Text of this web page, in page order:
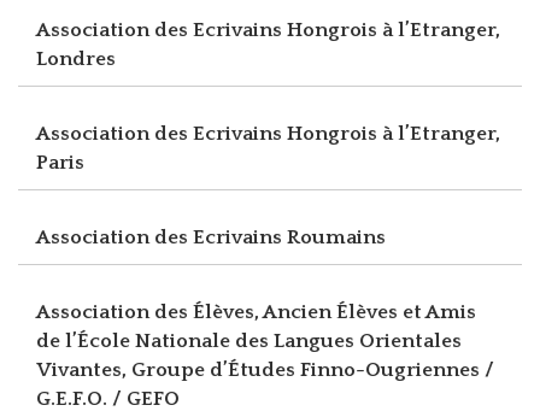
Association des Ecrivains Hongrois à l’Etranger,
Londres
Association des Ecrivains Hongrois à l’Etranger,
Paris
Association des Ecrivains Roumains
Association des Élèves, Ancien Élèves et Amis
de l’École Nationale des Langues Orientales
Vivantes, Groupe d’Études Finno-Ougriennes /
G.E.F.O. / GEFO